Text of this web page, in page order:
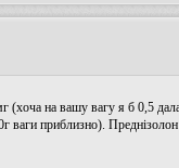
на вашу вагу я б 0,5
ваги приблизно).